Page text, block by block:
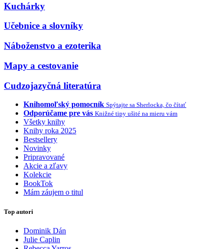
Kuchárky
Učebnice a slovníky
Náboženstvo a ezoterika
Mapy a cestovanie
Cudzojazyčná literatúra
Knihomoľský pomocník Spýtajte sa Sherlocka, čo čítať
Odporúčame pre vás Knižné tipy ušité na mieru vám
Všetky knihy
Knihy roka 2025
Bestsellery
Novinky
Pripravované
Akcie a zľavy
Kolekcie
BookTok
Mám záujem o titul
Top autori
Dominik Dán
Julie Caplin